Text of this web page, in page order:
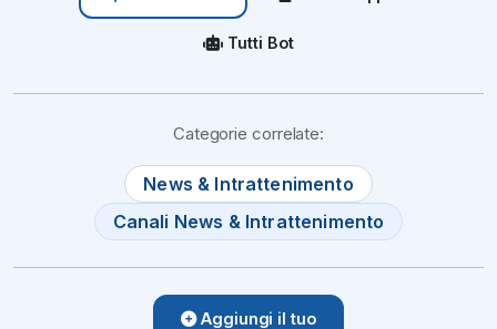
Tutti Bot
Categorie correlate:
News & Intrattenimento
Canali News & Intrattenimento
Aggiungi il tuo